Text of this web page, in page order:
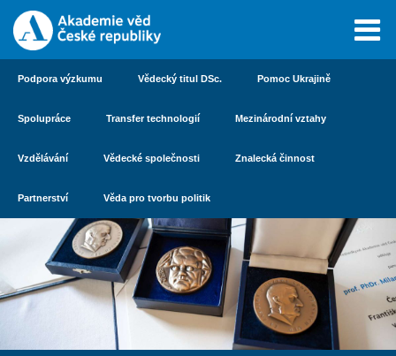
Podpora výzkumu Vědecký titul DSc. Pomoc Ukrajině
Spolupráce Transfer technologií Mezinárodní vztahy
Vzdělávání Vědecké společnosti Znalecká činnost
Partnerství Věda pro tvorbu politik